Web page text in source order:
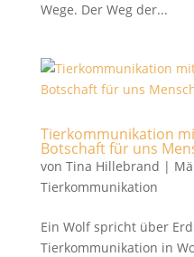
Wege. Der Weg der...
Tierkommunikation
Botschaft für uns
von Tina Hillebrand |
Tierkommunikation
Ein Wolf spricht über
Tierkommunikation in